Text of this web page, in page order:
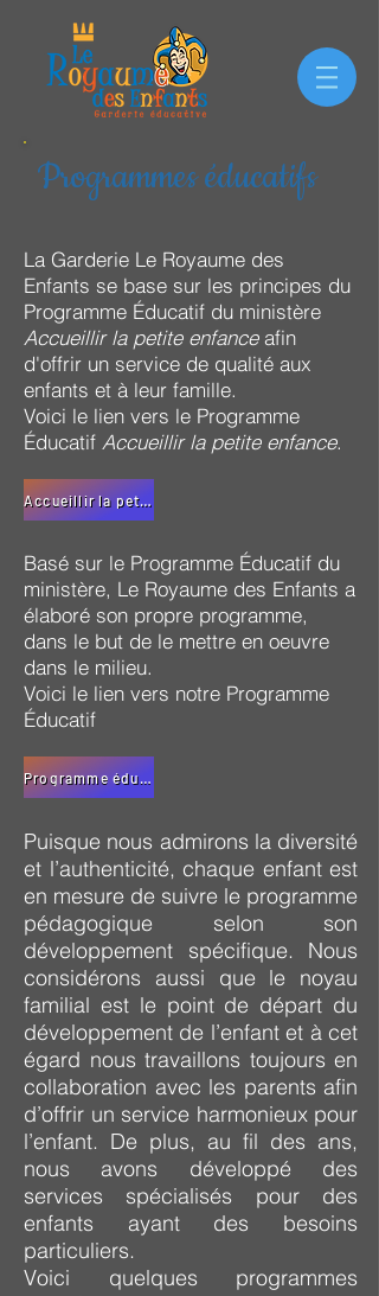
Programmes éducatifs
La Garderie Le Royaume des
Enfants se base sur les principes du
Programme Éducatif du ministère
Accueillir la petite enfanceafin
d'offrir un service de qualité aux
enfants et à leur famille.
Voici le lien vers le Programme
Éducatif Accueillir la petite enfance.
Basé sur le Programme Éducatif du
ministère, Le Royaume des Enfants a
élaboré son propre programme,
dans le but de le mettre en oeuvre
dans le milieu.
Voici le lien vers notre Programme
Éducatif
Puisque nous admirons la diversité
et l’authenticité, chaque enfant est
en mesure de suivre le programme
pédagogique selon son
développement spécifique. Nous
considérons aussi que le noyau
familial est le point de départ du
développement de l’enfant et à cet
égard nous travaillons toujours en
collaboration avec les parents afin
d’offrir un service harmonieux pour
l’enfant. De plus, au fil des ans,
nous avons développé des
services spécialisés pour des
enfants ayant des besoins
particuliers.
Voici quelques programmes